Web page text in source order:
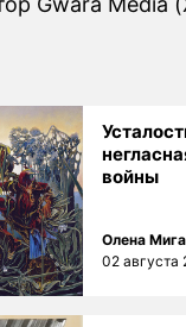
войны
Олена
02 августа